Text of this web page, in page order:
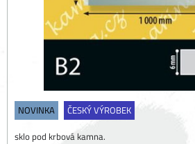
NOVINKA
ČESKÝ VÝROBEK
sklo pod krbová kamna.